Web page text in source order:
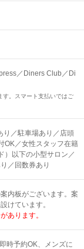
／Diners Club／Di
。スマート支払いではご
り／駐車場あり／店頭
OK／女性スタッフ在籍
）以下の小型サロン／
／回数券あり
内板がございます。案
けています。
あります。
即時予約OK
メンズに